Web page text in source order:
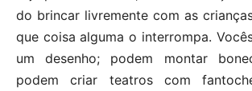
do brincar livremente com as
que coisa alguma o interrompa.
um desenho; podem montar
podem criar teatros com